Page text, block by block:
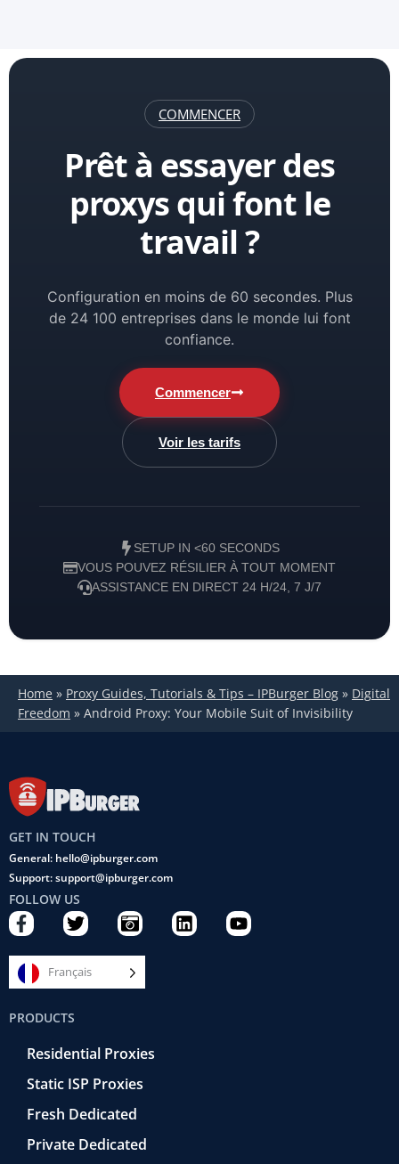
COMMENCER
Prêt à essayer des
proxys qui font le
travail ?
Configuration en moins de 60 secondes. Plus
de 24 100 entreprises dans le monde lui font
confiance.
Commencer
Voir les tarifs
SETUP IN <60 SECONDS
VOUS POUVEZ RÉSILIER À TOUT MOMENT
ASSISTANCE EN DIRECT 24 H/24, 7 J/7
Home » Proxy Guides, Tutorials & Tips – IPBurger Blog » Digital
Freedom » Android Proxy: Your Mobile Suit of Invisibility
GET IN TOUCH
General: hello@ipburger.com
Support: support@ipburger.com
FOLLOW US
F
a
c
e
b
o
o
k
T
w
i
t
t
C
a
m
e
r
e
t
r
o
L
i
Y
o
Français
PRODUCTS
Residential Proxies
Static ISP Proxies
Fresh Dedicated
Private Dedicated